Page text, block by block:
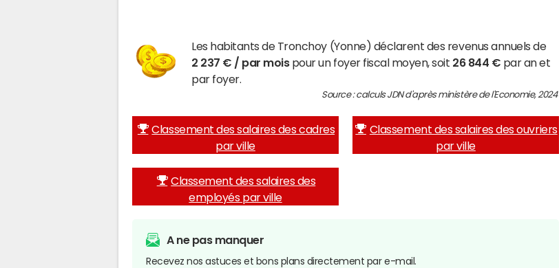
Les habitants de Tronchoy (Yonne) déclarent des revenus annuels de
2 237 € / par moispour un foyer fiscal moyen, soit 26 844 € par an et
par foyer.
Source : calculs JDN d'après ministère de l'Economie, 2024
Classement des salaires des cadres
par ville
Classement des salaires des ouvriers
par ville
Classement des salaires des
employés par ville
A ne pas manquer
Recevez nos astuces et bons plans directement par e-mail.